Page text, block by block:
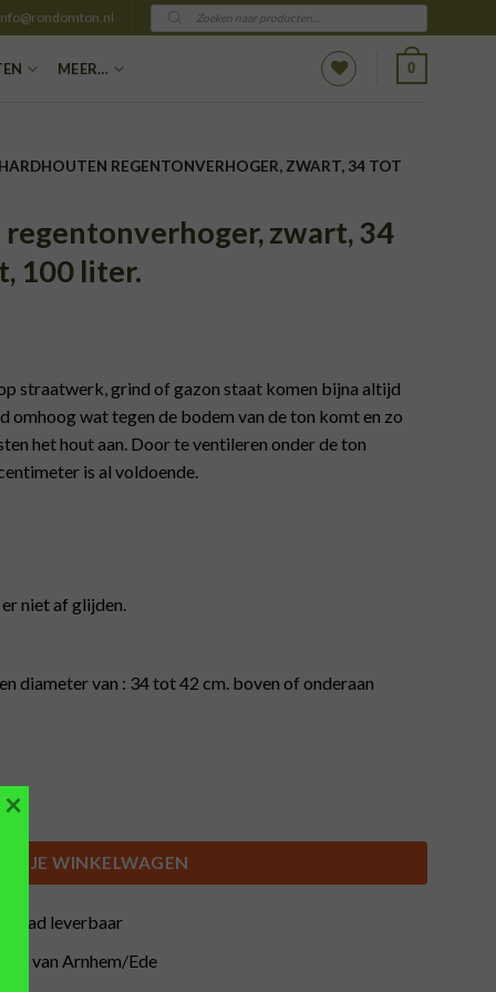
Producten
zoeken
MEER… 0
REGENTONVERHOGER, ZWART, 34 TOT
zwart, 34
100 liter.
straatwerk, grind of gazon staat komen bijna altijd
omhoog wat tegen de bodem van de ton komt en zo
het hout aan. Door te ventileren onder de ton
is al voldoende.
niet af glijden.
diameter van : 34 tot 42 cm. boven of onderaan
zwart, 34 tot 41,5 cm, zwart, 100 liter. aantal
IN JE WINKELWAGEN
leverbaar
van Arnhem/Ede
×